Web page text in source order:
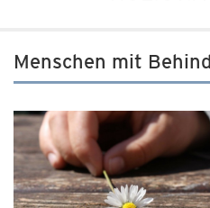
Menschen mit